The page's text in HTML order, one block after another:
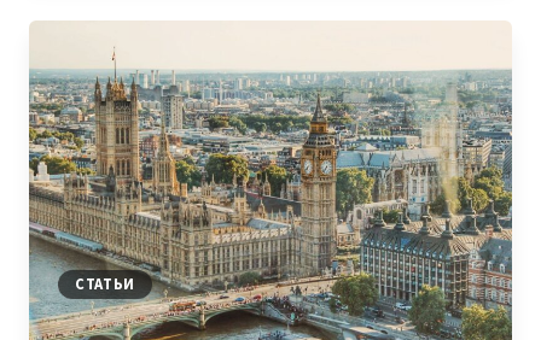
ИИ-
АГЕНТАХ
И
СТАРТАПАХ
СТАТЬИ